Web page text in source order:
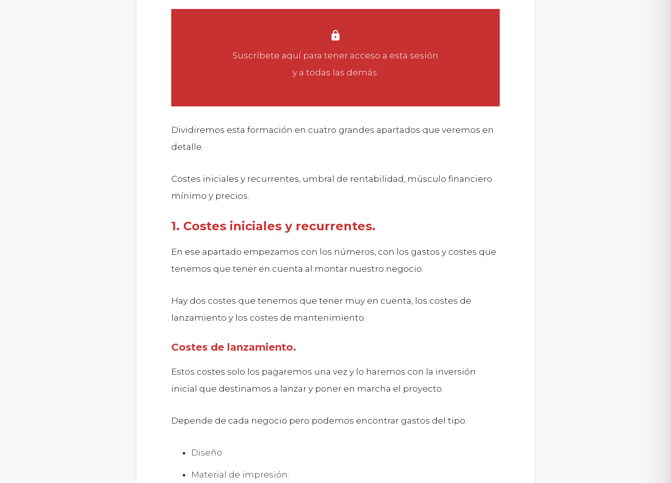
Suscríbete aquí para tener acceso a esta sesión
y a todas las demás.
Dividiremos esta formación en cuatro grandes apartados que veremos en
detalle.
Costes iniciales y recurrentes, umbral de rentabilidad, músculo financiero
mínimo y precios.
1. Costes iniciales y recurrentes.
En ese apartado empezamos con los números, con los gastos y costes que
tenemos que tener en cuenta al montar nuestro negocio.
Hay dos costes que tenemos que tener muy en cuenta, los costes de
lanzamiento y los costes de mantenimiento.
Costes de lanzamiento.
Estos costes solo los pagaremos una vez y lo haremos con la inversión
inicial que destinamos a lanzar y poner en marcha el proyecto.
Depende de cada negocio pero podemos encontrar gastos del tipo:
Diseño
Material de impresión.